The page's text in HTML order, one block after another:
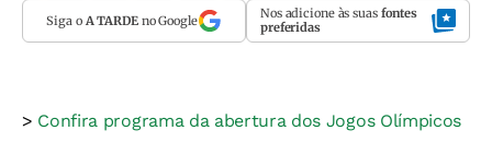
Siga o A TARDEno Google Nos adicione às suas fontes
preferidas
> Confira programa da abertura dos Jogos Olímpicos